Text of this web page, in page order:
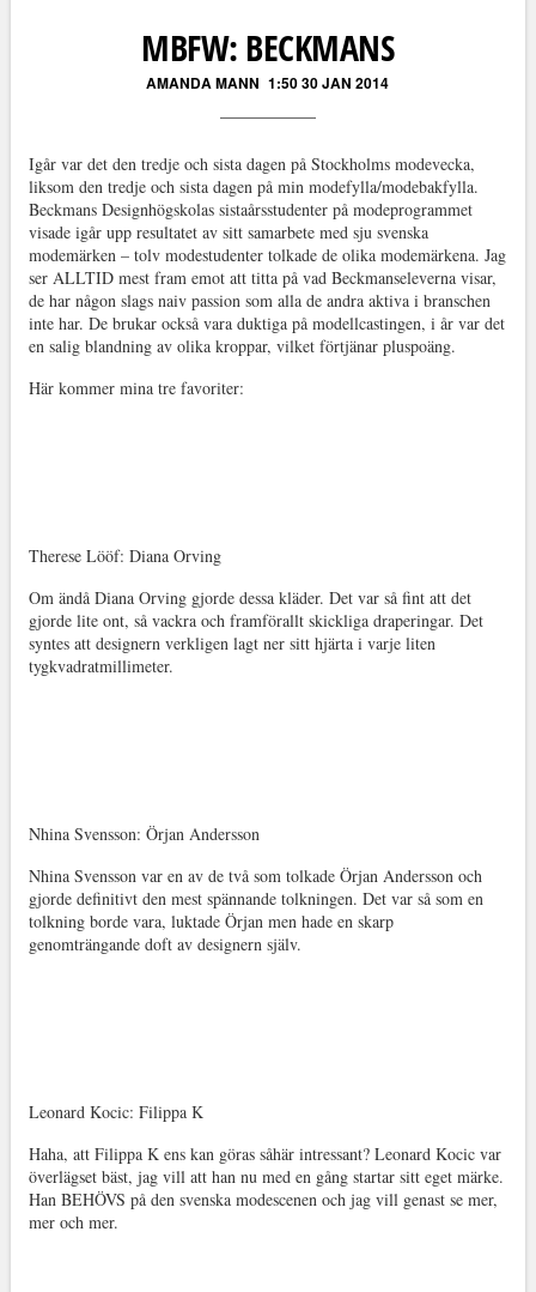
MBFW: BECKMANS
AMANDA MANN 1:50 30 JAN 2014
Igår var det den tredje och sista dagen på Stockholms modevecka,
liksom den tredje och sista dagen på min modefylla/modebakfylla.
Beckmans Designhögskolas sistaårsstudenter på modeprogrammet
visade igår upp resultatet av sitt samarbete med sju svenska
modemärken – tolv modestudenter tolkade de olika modemärkena. Jag
ser ALLTID mest fram emot att titta på vad Beckmanseleverna visar,
de har någon slags naiv passion som alla de andra aktiva i branschen
inte har. De brukar också vara duktiga på modellcastingen, i år var det
en salig blandning av olika kroppar, vilket förtjänar pluspoäng.
Här kommer mina tre favoriter:
Therese Lööf: Diana Orving
Om ändå Diana Orving gjorde dessa kläder. Det var så fint att det
gjorde lite ont, så vackra och framförallt skickliga draperingar. Det
syntes att designern verkligen lagt ner sitt hjärta i varje liten
tygkvadratmillimeter.
Nhina Svensson: Örjan Andersson
Nhina Svensson var en av de två som tolkade Örjan Andersson och
gjorde definitivt den mest spännande tolkningen. Det var så som en
tolkning borde vara, luktade Örjan men hade en skarp
genomträngande doft av designern själv.
Leonard Kocic: Filippa K
Haha, att Filippa K ens kan göras såhär intressant? Leonard Kocic var
överlägset bäst, jag vill att han nu med en gång startar sitt eget märke.
Han BEHÖVS på den svenska modescenen och jag vill genast se mer,
mer och mer.